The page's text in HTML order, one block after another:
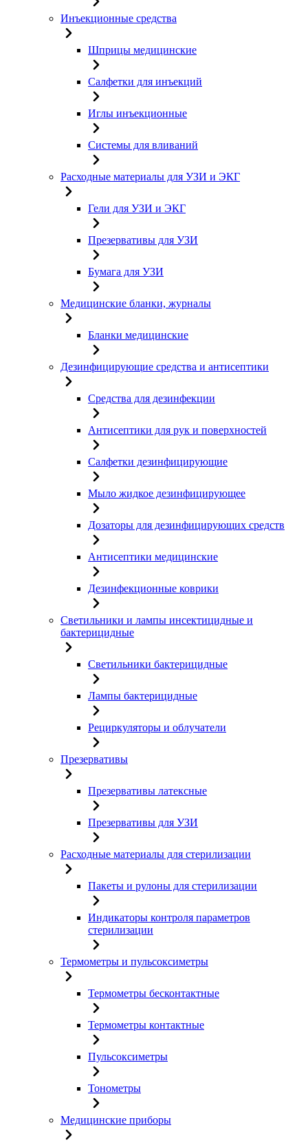
Инъекционные средства
Шприцы медицинские
Салфетки для инъекций
Иглы инъекционные
Системы для вливаний
Расходные материалы для УЗИ и ЭКГ
Гели для УЗИ и ЭКГ
Презервативы для УЗИ
Бумага для УЗИ
Медицинские бланки, журналы
Бланки медицинские
Дезинфицирующие средства и антисептики
Средства для дезинфекции
Антисептики для рук и поверхностей
Салфетки дезинфицирующие
Мыло жидкое дезинфицирующее
Дозаторы для дезинфицирующих средств
Антисептики медицинские
Дезинфекционные коврики
Светильники и лампы инсектицидные и
бактерицидные
Светильники бактерицидные
Лампы бактерицидные
Рециркуляторы и облучатели
Презервативы
Презервативы латексные
Презервативы для УЗИ
Расходные материалы для стерилизации
Пакеты и рулоны для стерилизации
Индикаторы контроля параметров
стерилизации
Термометры и пульсоксиметры
Термометры бесконтактные
Термометры контактные
Пульсоксиметры
Тонометры
Медицинские приборы